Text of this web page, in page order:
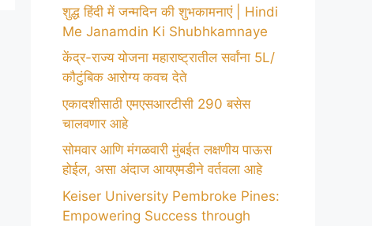
शुद्ध हिंदी में जन्मदिन की शुभकामनाएं | Hindi
Me Janamdin Ki Shubhkamnaye
केंद्र-राज्य योजना महाराष्ट्रातील सर्वांना 5L/
कौटुंबिक आरोग्य कवच देते
एकादशीसाठी एमएसआरटीसी 290 बसेस
चालवणार आहे
सोमवार आणि मंगळवारी मुंबईत लक्षणीय पाऊस
होईल, असा अंदाज आयएमडीने वर्तवला आहे
Keiser University Pembroke Pines:
Empowering Success through